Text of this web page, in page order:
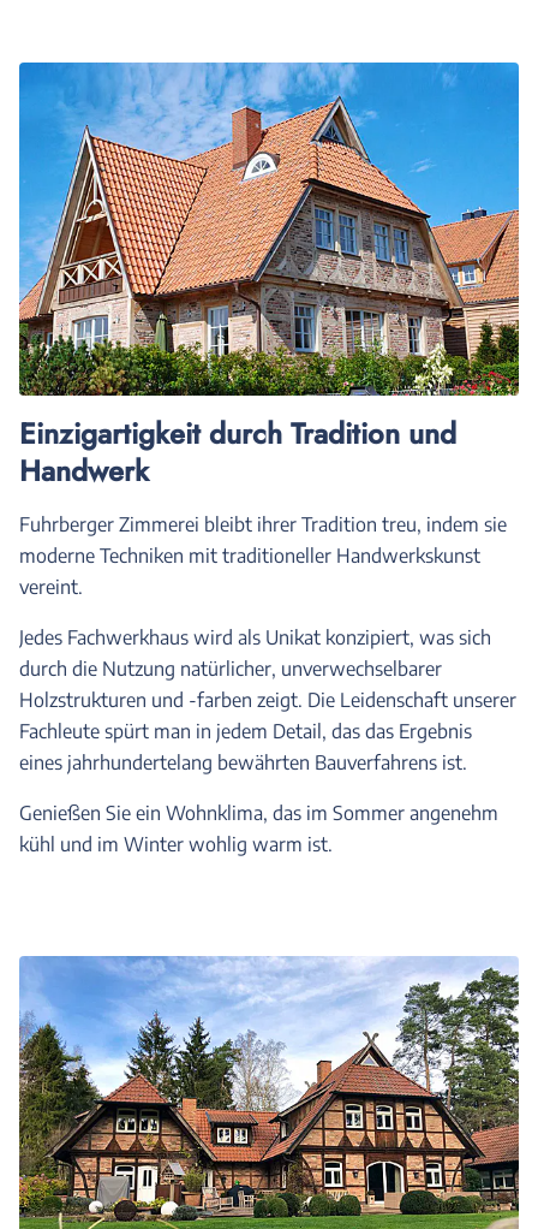
Einzigartigkeit durch Tradition und
Handwerk
Fuhrberger Zimmerei bleibt ihrer Tradition treu, indem sie
moderne Techniken mit traditioneller Handwerkskunst
vereint.
Jedes Fachwerkhaus wird als Unikat konzipiert, was sich
durch die Nutzung natürlicher, unverwechselbarer
Holzstrukturen und -farben zeigt. Die Leidenschaft unserer
Fachleute spürt man in jedem Detail, das das Ergebnis
eines jahrhundertelang bewährten Bauverfahrens ist.
Genießen Sie ein Wohnklima, das im Sommer angenehm
kühl und im Winter wohlig warm ist.